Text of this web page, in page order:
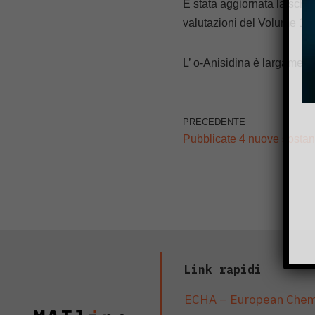
È stata aggiornata la
valutazioni del Volume
L’ o-Anisidina è
PRECEDENTE
Pubblicate 4 nuove
Link rapidi
ECHA – European